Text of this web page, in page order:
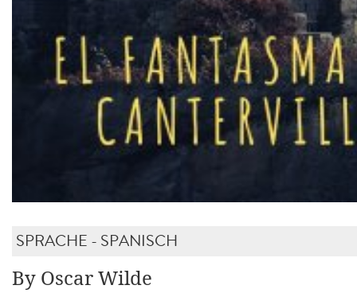
SPRACHE - SPANISCH
By Oscar Wilde